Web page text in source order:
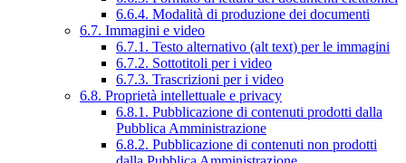
6.6.4. Modalità di produzione dei documenti
6.7. Immagini e video
6.7.1. Testo alternativo (alt text) per le immagini
6.7.2. Sottotitoli per i video
6.7.3. Trascrizioni per i video
6.8. Proprietà intellettuale e privacy
6.8.1. Pubblicazione di contenuti prodotti dalla
Pubblica Amministrazione
6.8.2. Pubblicazione di contenuti non prodotti